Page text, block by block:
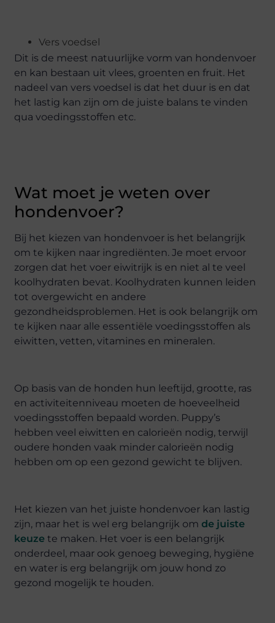
Vers voedsel
Dit is de meest natuurlijke vorm van hondenvoer
en kan bestaan uit vlees, groenten en fruit. Het
nadeel van vers voedsel is dat het duur is en dat
het lastig kan zijn om de juiste balans te vinden
qua voedingsstoffen etc.
Wat moet je weten over
hondenvoer?
Bij het kiezen van hondenvoer is het belangrijk
om te kijken naar ingrediënten. Je moet ervoor
zorgen dat het voer eiwitrijk is en niet al te veel
koolhydraten bevat. Koolhydraten kunnen leiden
tot overgewicht en andere
gezondheidsproblemen. Het is ook belangrijk om
te kijken naar alle essentiële voedingsstoffen als
eiwitten, vetten, vitamines en mineralen.
Op basis van de honden hun leeftijd, grootte, ras
en activiteitenniveau moeten de hoeveelheid
voedingsstoffen bepaald worden. Puppy’s
hebben veel eiwitten en calorieën nodig, terwijl
oudere honden vaak minder calorieën nodig
hebben om op een gezond gewicht te blijven.
Het kiezen van het juiste hondenvoer kan lastig
zijn, maar het is wel erg belangrijk omde juiste
keuze te maken. Het voer is een belangrijk
onderdeel, maar ook genoeg beweging, hygiëne
en water is erg belangrijk om jouw hond zo
gezond mogelijk te houden.